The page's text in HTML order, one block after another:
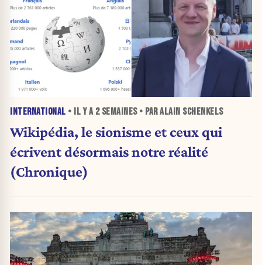
INTERNATIONAL • IL Y A 2 SEMAINES• PAR ALAIN SCHENKELS
Wikipédia, le sionisme et ceux qui
écrivent désormais notre réalité
(Chronique)